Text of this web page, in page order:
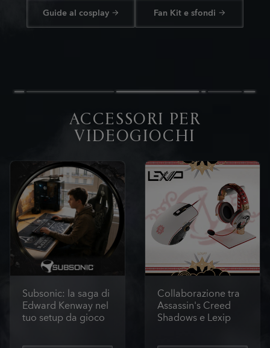
Guide al cosplay
Fan Kit e sfondi
ACCESSORI PER
VIDEOGIOCHI
Subsonic: la saga di
Edward Kenway nel
tuo setup da gioco
Collaborazione tra
Assassin's Creed
Shadows e Lexip